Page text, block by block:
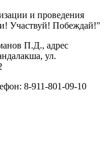
и проведения
Участвуй! Побеждай!"
П.Д., адрес
ул.
8-911-801-09-10